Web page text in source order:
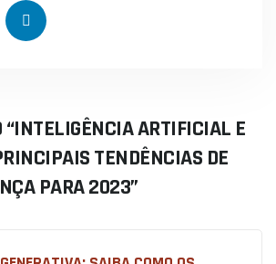
“INTELIGÊNCIA ARTIFICIAL E
TENDÊNCIAS DE
PARA 2023”